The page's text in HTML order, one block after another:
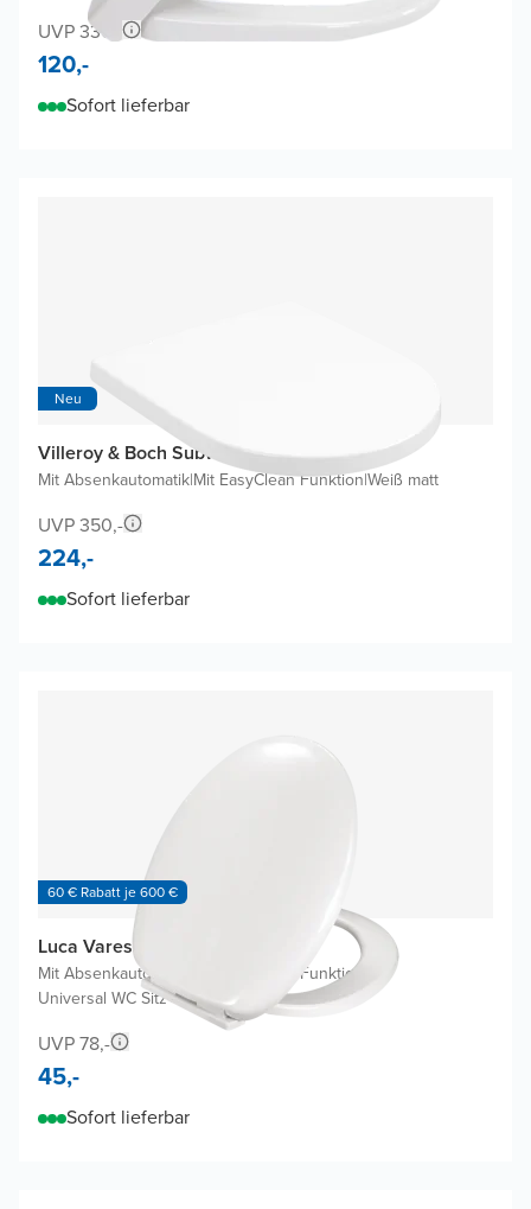
UVP 336,-
120,-
Sofort lieferbar
Neu
Villeroy & Boch Subway 3.0 WC Sitz
Mit Absenkautomatik|Mit EasyClean Funktion|Weiß matt
UVP 350,-
224,-
Sofort lieferbar
60 € Rabatt je 600 €
Luca Varess Multiplo WC Sitz
Mit Absenkautomatik Mit EasyClean Funktion
Universal WC Sitz
UVP 78,-
45,-
Sofort lieferbar